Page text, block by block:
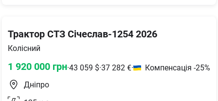
Трактор СТЗ Січеслав-1254 2026
Колісний
1 920 000 грн·43 059 $·37 282 €·
Компенсація -25%
Дніпро